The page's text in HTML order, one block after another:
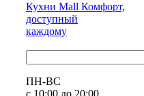
Кухни Mall Комфорт,
доступный
каждому
ПН-ВС
с 10:00 до 20:00